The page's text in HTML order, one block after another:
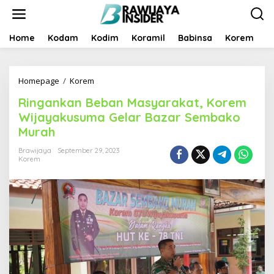
t
Home Kodam Kodim Koramil Babinsa Korem
Homepage / Korem
n
g
a
k
B
e
b
a
n
M
a
s
y
Ringankan Beban Masyarakat, Korem
Wijayakusuma Gelar Bazar Sembako
Murah
Brawijaya
September 29, 2023
Korem